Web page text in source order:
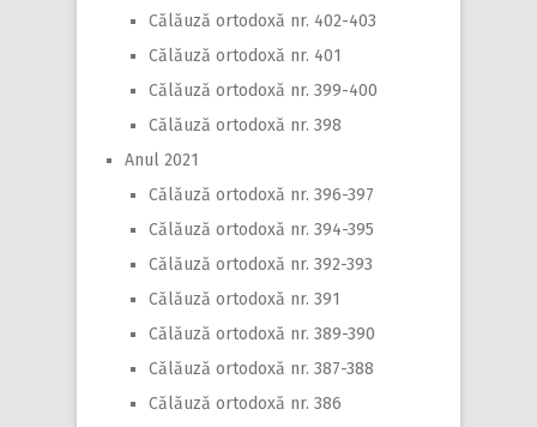
Călăuză ortodoxă nr. 402-403
Călăuză ortodoxă nr. 401
Călăuză ortodoxă nr. 399-400
Călăuză ortodoxă nr. 398
Anul 2021
Călăuză ortodoxă nr. 396-397
Călăuză ortodoxă nr. 394-395
Călăuză ortodoxă nr. 392-393
Călăuză ortodoxă nr. 391
Călăuză ortodoxă nr. 389-390
Călăuză ortodoxă nr. 387-388
Călăuză ortodoxă nr. 386